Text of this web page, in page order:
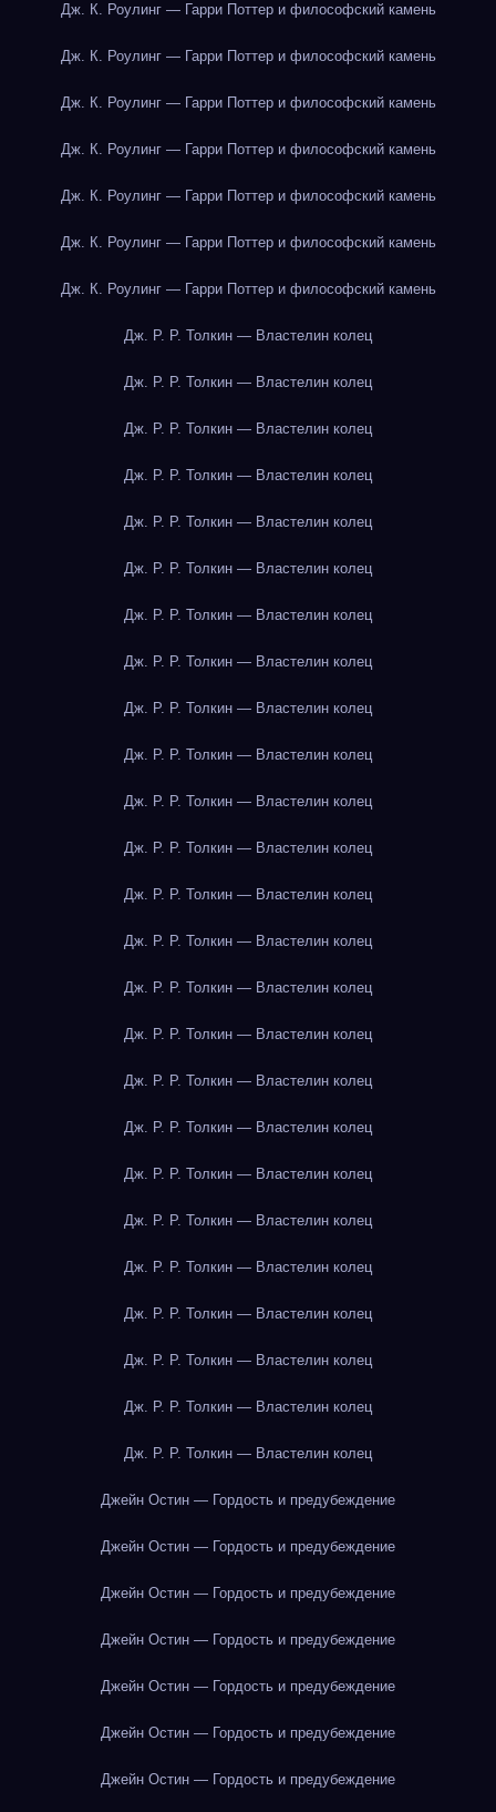
Дж. К. Роулинг — Гарри Поттер и философский камень
Дж. К. Роулинг — Гарри Поттер и философский камень
Дж. К. Роулинг — Гарри Поттер и философский камень
Дж. К. Роулинг — Гарри Поттер и философский камень
Дж. К. Роулинг — Гарри Поттер и философский камень
Дж. К. Роулинг — Гарри Поттер и философский камень
Дж. К. Роулинг — Гарри Поттер и философский камень
Дж. Р. Р. Толкин — Властелин колец
Дж. Р. Р. Толкин — Властелин колец
Дж. Р. Р. Толкин — Властелин колец
Дж. Р. Р. Толкин — Властелин колец
Дж. Р. Р. Толкин — Властелин колец
Дж. Р. Р. Толкин — Властелин колец
Дж. Р. Р. Толкин — Властелин колец
Дж. Р. Р. Толкин — Властелин колец
Дж. Р. Р. Толкин — Властелин колец
Дж. Р. Р. Толкин — Властелин колец
Дж. Р. Р. Толкин — Властелин колец
Дж. Р. Р. Толкин — Властелин колец
Дж. Р. Р. Толкин — Властелин колец
Дж. Р. Р. Толкин — Властелин колец
Дж. Р. Р. Толкин — Властелин колец
Дж. Р. Р. Толкин — Властелин колец
Дж. Р. Р. Толкин — Властелин колец
Дж. Р. Р. Толкин — Властелин колец
Дж. Р. Р. Толкин — Властелин колец
Дж. Р. Р. Толкин — Властелин колец
Дж. Р. Р. Толкин — Властелин колец
Дж. Р. Р. Толкин — Властелин колец
Дж. Р. Р. Толкин — Властелин колец
Дж. Р. Р. Толкин — Властелин колец
Дж. Р. Р. Толкин — Властелин колец
Джейн Остин — Гордость и предубеждение
Джейн Остин — Гордость и предубеждение
Джейн Остин — Гордость и предубеждение
Джейн Остин — Гордость и предубеждение
Джейн Остин — Гордость и предубеждение
Джейн Остин — Гордость и предубеждение
Джейн Остин — Гордость и предубеждение